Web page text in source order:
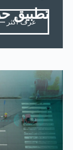
تطبيق
عرف أكثر